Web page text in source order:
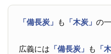
「備長炭」 も 「木炭」の
広義には 「備長炭」 も 「